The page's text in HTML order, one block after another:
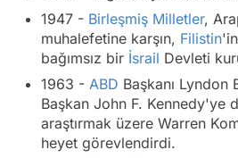
1947 - Birleşmiş Milletler,
muhalefetine karşın, Filistin
bağımsız bir İsrail Devleti
1963 - ABD Başkanı Lyndon
Başkan John F. Kennedy'ye
araştırmak üzere Warren
heyet görevlendirdi.